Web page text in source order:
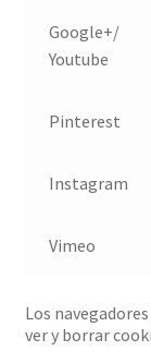
Google+/
Youtube
Pinterest
Instagram
Vimeo
Los
ver y borrar